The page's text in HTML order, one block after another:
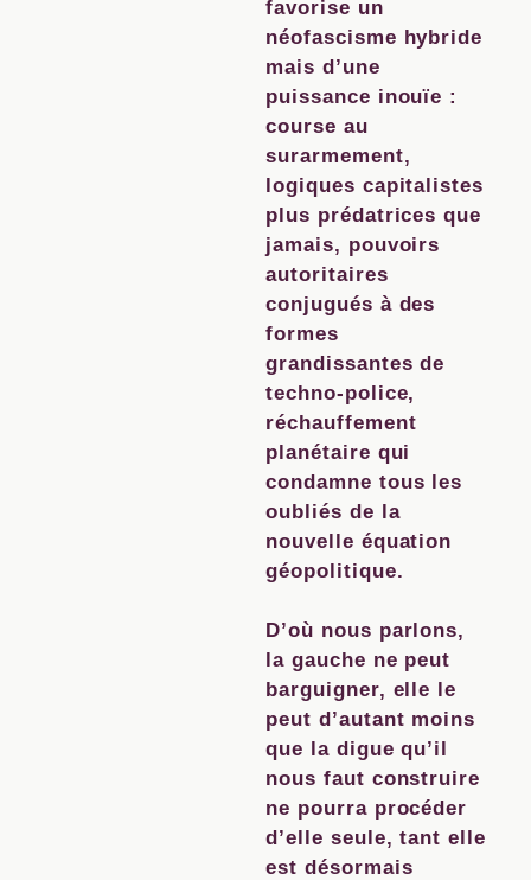
favorise un
néofascisme hybride
mais d’une
puissance inouïe :
course au
surarmement,
logiques capitalistes
plus prédatrices que
jamais, pouvoirs
autoritaires
conjugués à des
formes
grandissantes de
techno-police,
réchauffement
planétaire qui
condamne tous les
oubliés de la
nouvelle équation
géopolitique.
D’où nous parlons,
la gauche ne peut
barguigner, elle le
peut d’autant moins
que la digue qu’il
nous faut construire
ne pourra procéder
d’elle seule, tant elle
est désormais